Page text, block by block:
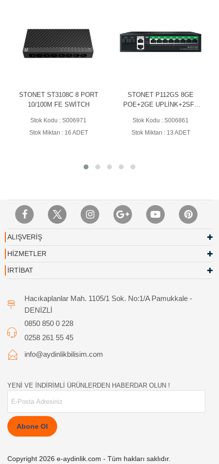
STONET ST3108C 8 PORT
10/100M FE SWİTCH
Stok Kodu : S006971
Stok Miktarı : 16 ADET
STONET P112GS 8GE
POE+2GE UPLİNK+2SFP
SWİTCH
Stok Kodu : S006861
Stok Miktarı : 13 ADET
ALIŞVERİŞ
HİZMETLER
İRTİBAT
Hacıkaplanlar Mah. 1105/1 Sok. No:1/A Pamukkale -
DENİZLİ
0850 850 0 228
0258 261 55 45
info@aydinlikbilisim.com
YENİ VE İNDİRİMLİ ÜRÜNLERDEN HABERDAR OLUN !
Abone Ol
Copyright 2026 e-aydinlik.com - Tüm hakları saklıdır.